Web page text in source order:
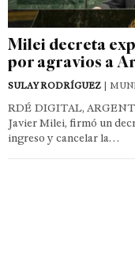
Milei decreta
por agravios a
SULAY RODRÍGUEZ |
RDÉ DIGITAL,
Javier Milei, firmó un
ingreso y cancelar la…